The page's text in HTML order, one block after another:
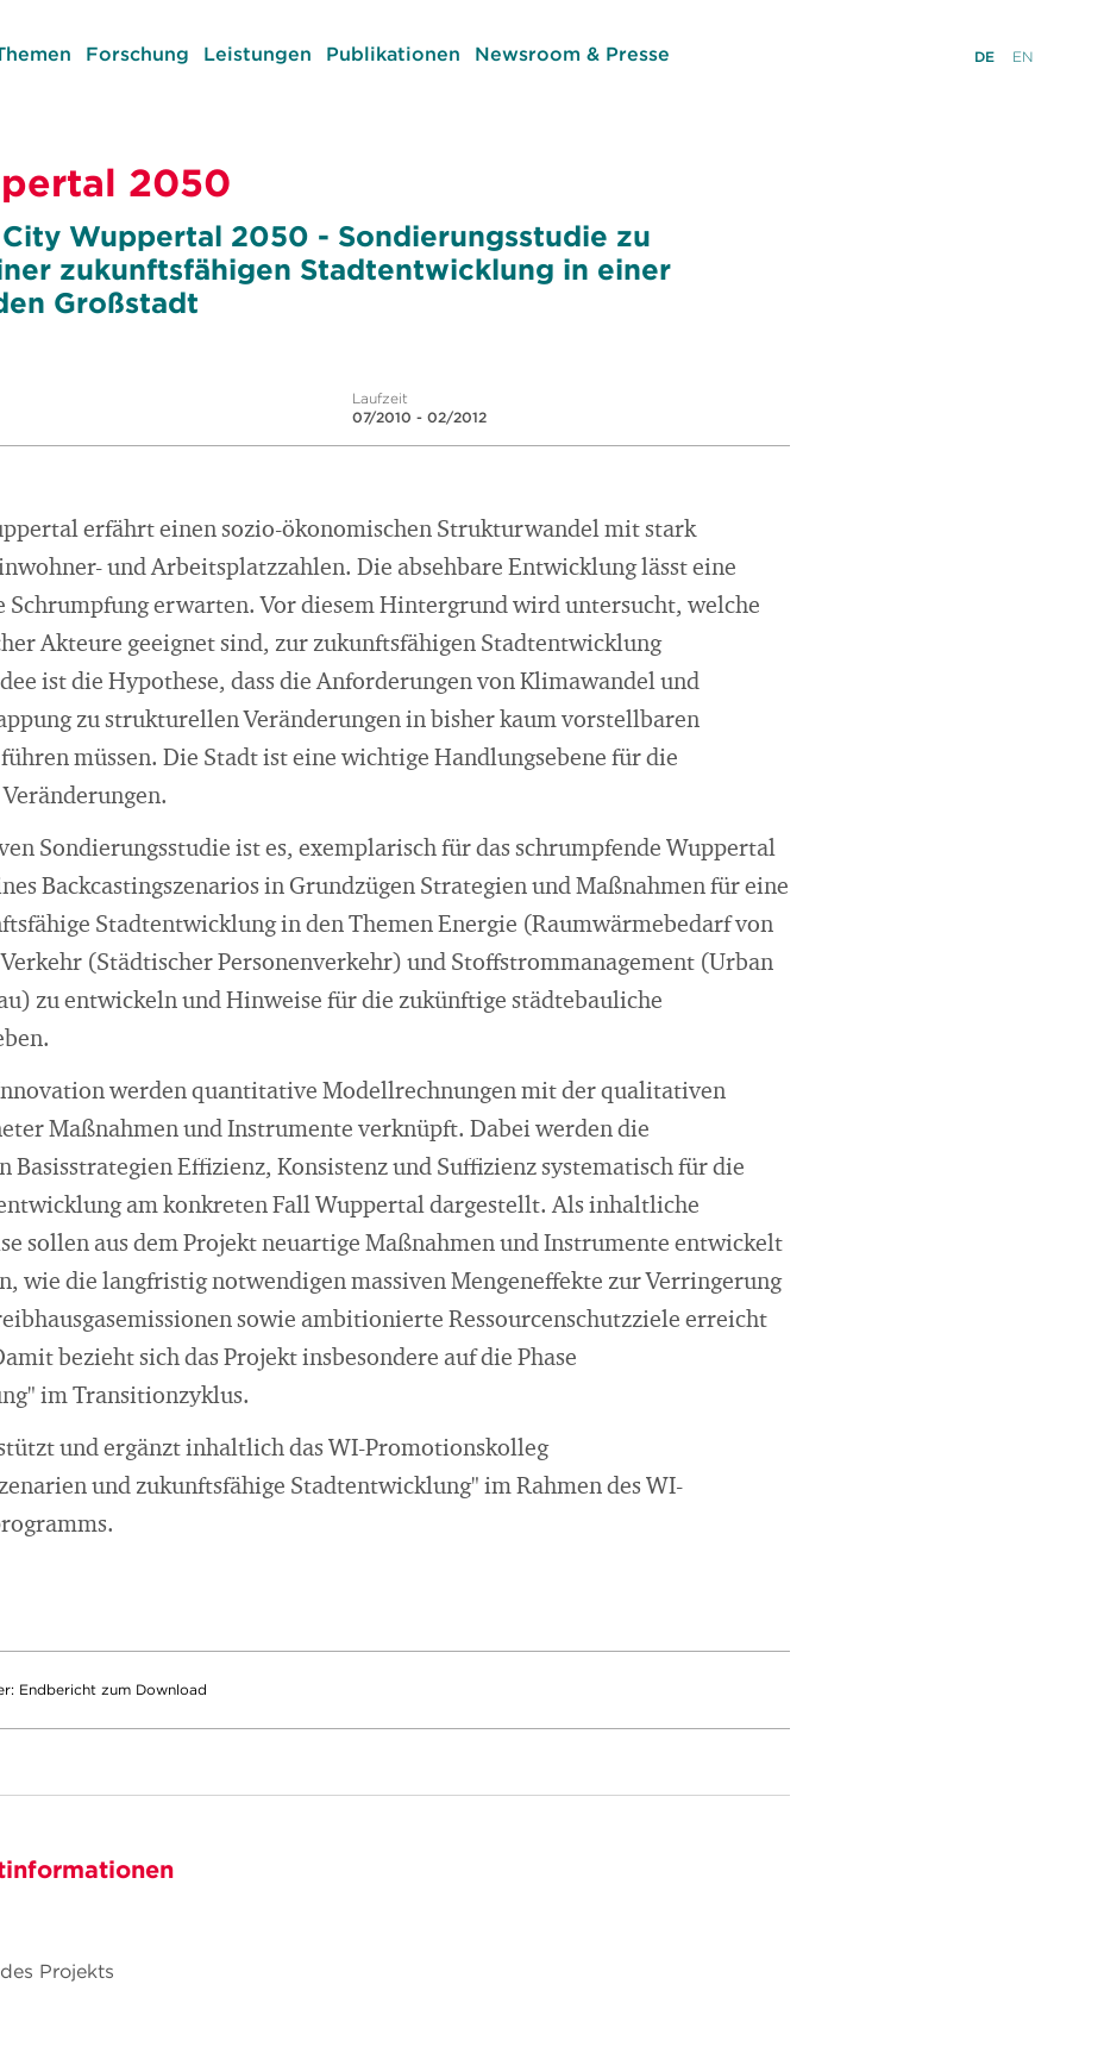
Forschung Leistungen Publikationen Newsroom & Presse DE EN
2050
Wuppertal 2050 - Sondierungsstudie zu
zukunftsfähigen Stadtentwicklung in einer
Großstadt
Laufzeit
07/2010 - 02/2012
erfährt einen sozio-ökonomischen Strukturwandel mit stark
und Arbeitsplatzzahlen. Die absehbare Entwicklung lässt eine
Schrumpfung erwarten. Vor diesem Hintergrund wird untersucht, welche
Akteure geeignet sind, zur zukunftsfähigen Stadtentwicklung
ist die Hypothese, dass die Anforderungen von Klimawandel und
zu strukturellen Veränderungen in bisher kaum vorstellbaren
müssen. Die Stadt ist eine wichtige Handlungsebene für die
Sondierungsstudie ist es, exemplarisch für das schrumpfende Wuppertal
Backcastingszenarios in Grundzügen Strategien und Maßnahmen für eine
Stadtentwicklung in den Themen Energie (Raumwärmebedarf von
(Städtischer Personenverkehr) und Stoffstrommanagement (Urban
zu entwickeln und Hinweise für die zukünftige städtebauliche
werden quantitative Modellrechnungen mit der qualitativen
Maßnahmen und Instrumente verknüpft. Dabei werden die
Effizienz, Konsistenz und Suffizienz systematisch für die
am konkreten Fall Wuppertal dargestellt. Als inhaltliche
sollen aus dem Projekt neuartige Maßnahmen und Instrumente entwickelt
wie die langfristig notwendigen massiven Mengeneffekte zur Verringerung
sowie ambitionierte Ressourcenschutzziele erreicht
bezieht sich das Projekt insbesondere auf die Phase
im Transitionzyklus.
und ergänzt inhaltlich das WI-Promotionskolleg
und zukunftsfähige Stadtentwicklung" im Rahmen des WI-
Endbericht zum Download
Projekts